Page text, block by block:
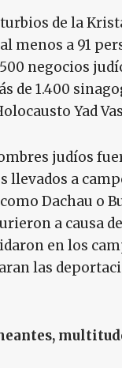
de la
menos a 91
negocios
de 1.400
Yad
judíos
llevados a
Dachau o
a causa
en los
las